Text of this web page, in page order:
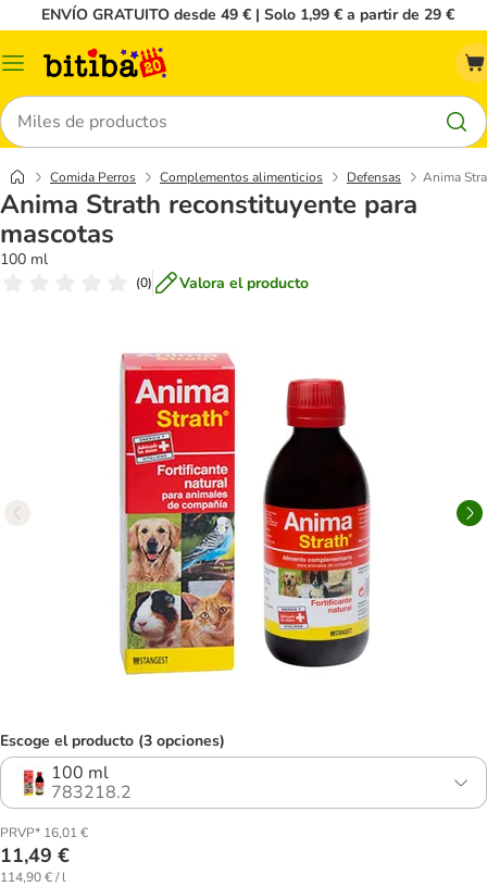
ENVÍO GRATUITO desde 49 € | Solo 1,99 € a partir de 29 €
Menú
Buscar
Comida Perros Complementos alimenticios Defensas Anima
Anima Strath reconstituyente para
mascotas
100 ml
(0) Valora el producto
Escoge el producto (3 opciones)
100 ml
783218.2
PRVP* 16,01 €
11,49 €
114,90 € / l